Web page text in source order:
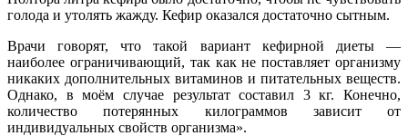
голода и утолять жажду. Кефир оказался достаточно сытным.
Врачи говорят, что такой вариант кефирной диеты —
наиболее ограничивающий, так как не поставляет организму
никаких дополнительных витаминов и питательных веществ.
Однако, в моём случае результат составил 3 кг. Конечно,
количество потерянных килограммов зависит от
индивидуальных свойств организма».